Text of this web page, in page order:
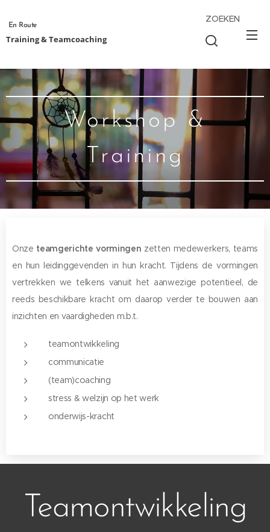
En Route
Training & Teamcoaching
ZOEKEN
Workshop &
Training
Onze teamgerichte vormingen zetten medewerkers, teams
en hun leidinggevenden in hun kracht. Tijdens de vormingen
vertrekken we telkens vanuit het aanwezige potentieel, de
reeds beschikbare kracht om daarop verder te bouwen aan
inzichten en vaardigheden m.b.t.
teamontwikkeling
communicatie
(team)coaching
stress & welzijn op het werk
onderwijs-kracht
Teamontwikkeling